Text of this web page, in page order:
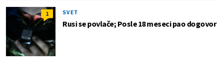
1 SVET
Rusi se povlače; Posle 18 meseci pao dogovor